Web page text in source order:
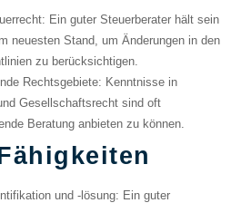
: Ein guter Steuerberater hält sein
neuesten Stand, um Änderungen in den
zu berücksichtigen.
Rechtsgebiete: Kenntnisse in
Gesellschaftsrecht sind oft
Beratung anbieten zu können.
und -lösung: Ein guter